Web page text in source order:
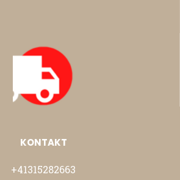
KONTAKT
+41315282663